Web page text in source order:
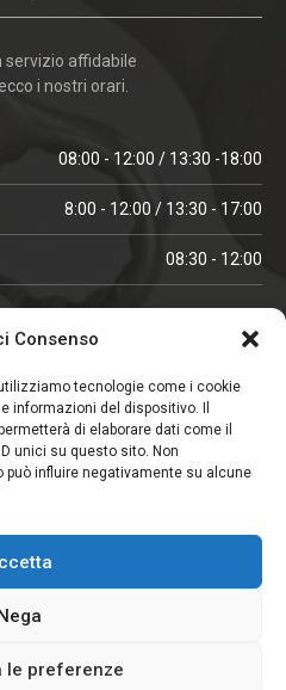
Consenso
tecnologie come i cookie
informazioni del dispositivo. Il
di elaborare dati come il
unici su questo sito. Non
influire negativamente su alcune
le preferenze
servizio affidabile
i nostri orari.
08:00 - 12:00 / 13:30 -18:00
8:00 - 12:00 / 13:30 - 17:00
08:30 - 12:00
08:00 - 12:00 / 13:30 -18:00
08:00 - 12:00
- Tutti i diritti riservati.